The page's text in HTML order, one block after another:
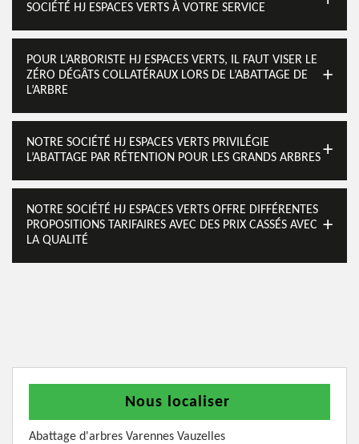
SOCIÉTÉ HJ ESPACES VERTS À VOTRE SERVICE
POUR L’ARBORISTE HJ ESPACES VERTS, IL FAUT VISER LE
ZÉRO DÉGÂTS COLLATÉRAUX LORS DE L’ABATTAGE DE
L’ARBRE
NOTRE SOCIÉTÉ HJ ESPACES VERTS PRIVILÉGIE
L’ABATTAGE PAR RÉTENTION POUR LES GRANDS ARBRES
NOTRE SOCIÉTÉ HJ ESPACES VERTS OFFRE DIFFÉRENTES
PROPOSITIONS TARIFAIRES AVEC DES PRIX CASSÉS AVEC
LA QUALITÉ
Nous localiser
Abattage d'arbres Varennes Vauzelles